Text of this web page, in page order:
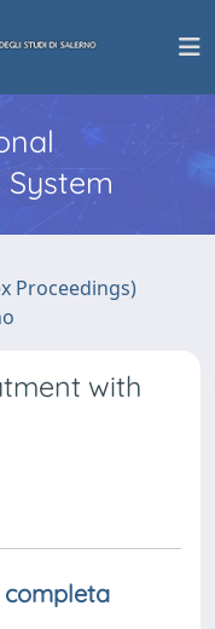
Proceedings)
with
completa